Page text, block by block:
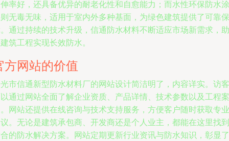
率好，还具备优异的耐老化性和自愈能力；而水性环保防水涂
无毒无味，适用于室内外多种基面，为绿色建筑提供了可靠保
通过持续的技术升级，信通防水材料不断适应市场新需求，助
筑工程实现长效防水。
方网站的价值
市信通新型防水材料厂的网站设计简洁明了，内容详实。访客
通过网站全面了解企业资质、产品详情、技术参数以及工程案
网站还提供在线咨询与技术支持服务，方便客户随时获取专业
。无论是建筑承包商、开发商还是个人业主，都能在这里找到
的防水解决方案。网站定期更新行业资讯与防水知识，彰显了